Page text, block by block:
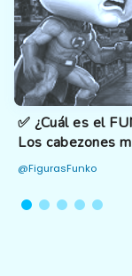
✅ ¿Cuál es el
Los cabezones
@FigurasFunko